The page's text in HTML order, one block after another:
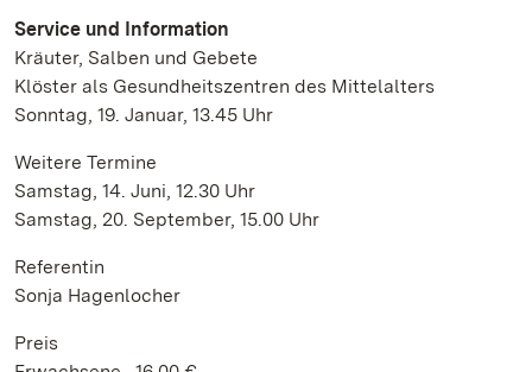
Service und Information
Kräuter, Salben und Gebete
Klöster als Gesundheitszentren des Mittelalters
Sonntag, 19. Januar, 13.45 Uhr
Weitere Termine
Samstag, 14. Juni, 12.30 Uhr
Samstag, 20. September, 15.00 Uhr
Referentin
Sonja Hagenlocher
Preis